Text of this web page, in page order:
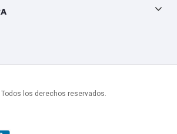
los derechos reservados.